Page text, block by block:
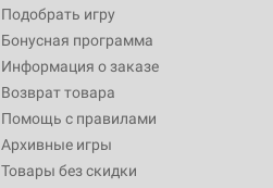
Подобрать игру
Бонусная программа
Информация о заказе
Возврат товара
Помощь с правилами
Архивные игры
Товары без скидки